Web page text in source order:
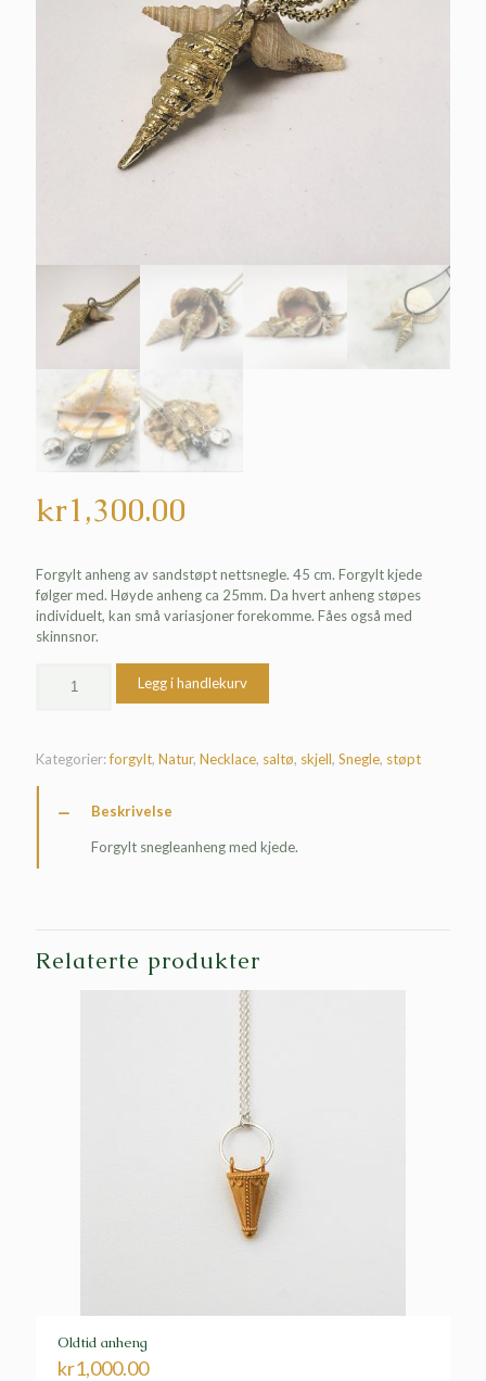
kr1,300.00
Forgylt anheng av sandstøpt nettsnegle. 45 cm. Forgylt kjede
følger med. Høyde anheng ca 25mm. Da hvert anheng støpes
individuelt, kan små variasjoner forekomme. Fåes også med
skinnsnor.
Legg i handlekurv
Kategorier:forgylt, Natur, Necklace, saltø, skjell, Snegle, støpt
Beskrivelse
Forgylt snegleanheng med kjede.
Relaterte produkter
Oldtid anheng
kr1,000.00